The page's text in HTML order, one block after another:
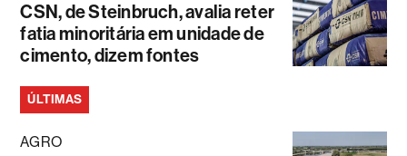
CSN, de Steinbruch, avalia reter
fatia minoritária em unidade de
cimento, dizem fontes
ÚLTIMAS
AGRO